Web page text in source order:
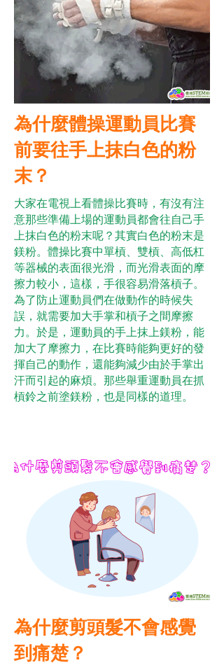
為什麼體操運動員比賽
前要往手上抹白色的粉
末？
大家在電視上看體操比賽時，有沒有注
意那些準備上場的運動員都會往自己手
上抹白色的粉末呢？其實白色的粉末是
鎂粉。體操比賽中單槓、雙槓、高低杠
等器械的表面很光滑，而光滑表面的摩
擦力較小，這樣，手很容易滑落槓子。
為了防止運動員們在做動作的時候失
誤，就需要加大手掌和槓子之間摩擦
力。於是，運動員的手上抹上鎂粉，能
加大了摩擦力，在比賽時能夠更好的發
揮自己的動作，還能夠減少由於手掌出
汗而引起的麻煩。那些舉重運動員在抓
槓鈴之前塗鎂粉，也是同樣的道理。
為什麼剪頭髮不會感覺
到痛楚？